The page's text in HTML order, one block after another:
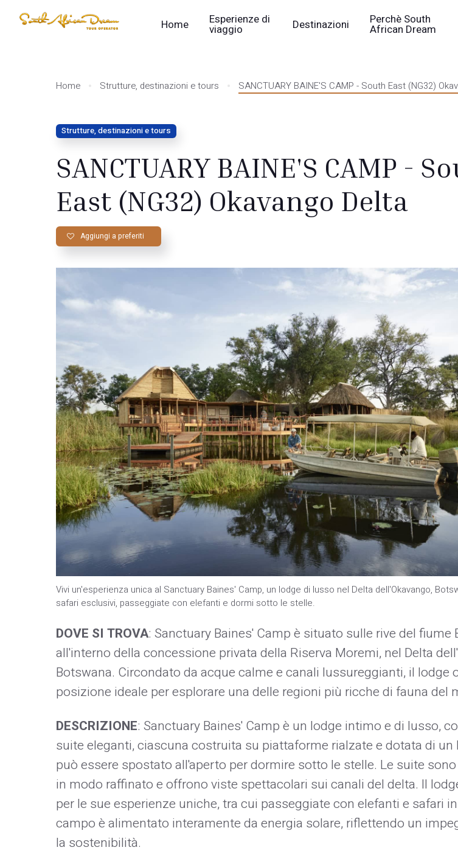
Home Esperienze di
viaggio Destinazioni Perchè South
African Dream
Home Strutture, destinazioni e tours SANCTUARY BAINE'S CAMP - South East (NG32)
Strutture, destinazioni e tours
SANCTUARY BAINE'S CAMP -
East (NG32) Okavango Delta
Aggiungi a preferiti
Vivi un'esperienza unica al Sanctuary Baines' Camp, un lodge di lusso nel Delta dell'Okavango,
safari esclusivi, passeggiate con elefanti e dormi sotto le stelle.
DOVE SI TROVA: Sanctuary Baines' Camp è situato sulle rive del fiume
all'interno della concessione privata della Riserva Moremi, nel Delta
Botswana. Circondato da acque calme e canali lussureggianti, il lodge
posizione ideale per esplorare una delle regioni più ricche di fauna del
DESCRIZIONE: Sanctuary Baines' Camp è un lodge intimo e di lusso,
suite eleganti, ciascuna costruita su piattaforme rialzate e dotata di un
può essere spostato all'aperto per dormire sotto le stelle. Le suite
in modo raffinato e offrono viste spettacolari sui canali del delta. Il
per le sue esperienze uniche, tra cui passeggiate con elefanti e safari
campo è alimentato interamente da energia solare, riflettendo un
la sostenibilità.